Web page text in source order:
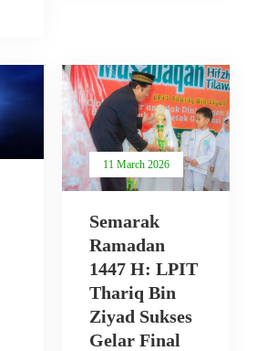
11 March 2026
Semarak
Ramadan
1447 H: LPIT
Thariq Bin
Ziyad Sukses
Gelar Final